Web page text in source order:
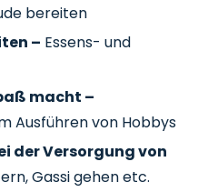
bereiten
– Essens- und
macht –
Ausführen von Hobbys
der Versorgung von
Gassi gehen etc.